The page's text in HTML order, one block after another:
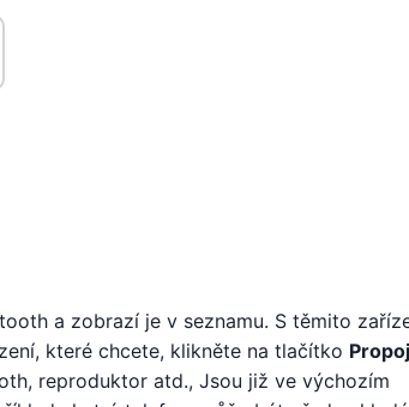
a zobrazí je v seznamu. S těmito
které chcete, klikněte na tlačítko
reproduktor atd., Jsou již ve výchozím